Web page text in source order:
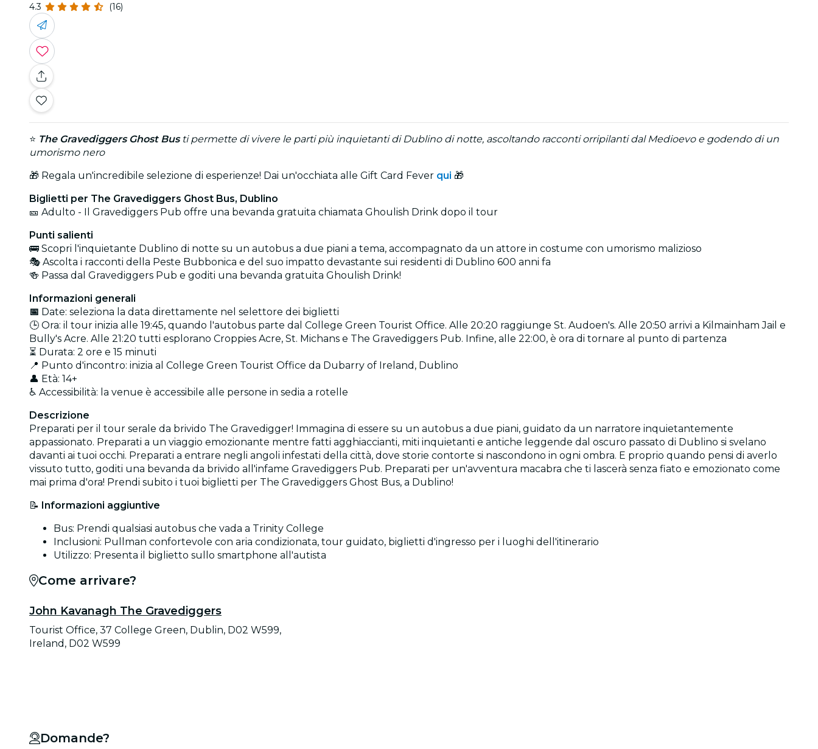
4.3 (16)
⭐ The Gravediggers Ghost Busti permette di vivere le parti più inquietanti di Dublino di notte, ascoltando racconti orripilanti dal Medioevo e godendo di un
umorismo nero
🎁 Regala un'incredibile selezione di esperienze! Dai un'occhiata alle Gift Card Fever qui 🎁
Biglietti per The Gravediggers Ghost Bus, Dublino
🎫 Adulto - Il Gravediggers Pub offre una bevanda gratuita chiamata Ghoulish Drink dopo il tour
Punti salienti
🚌 Scopri l'inquietante Dublino di notte su un autobus a due piani a tema, accompagnato da un attore in costume con umorismo malizioso
🎭 Ascolta i racconti della Peste Bubbonica e del suo impatto devastante sui residenti di Dublino 600 anni fa
🍻 Passa dal Gravediggers Pub e goditi una bevanda gratuita Ghoulish Drink!
Informazioni generali
📅 Date: seleziona la data direttamente nel selettore dei biglietti
🕒 Ora: il tour inizia alle 19:45, quando l'autobus parte dal College Green Tourist Office. Alle 20:20 raggiunge St. Audoen's. Alle 20:50 arrivi a Kilmainham Jail e
Bully's Acre. Alle 21:20 tutti esplorano Croppies Acre, St. Michans e The Gravediggers Pub. Infine, alle 22:00, è ora di tornare al punto di partenza
⏳ Durata: 2 ore e 15 minuti
📍 Punto d'incontro: inizia al College Green Tourist Office da Dubarry of Ireland, Dublino
👤 Età: 14+
♿ Accessibilità: la venue è accessibile alle persone in sedia a rotelle
Descrizione
Preparati per il tour serale da brivido The Gravedigger! Immagina di essere su un autobus a due piani, guidato da un narratore inquietantemente
appassionato. Preparati a un viaggio emozionante mentre fatti agghiaccianti, miti inquietanti e antiche leggende dal oscuro passato di Dublino si svelano
davanti ai tuoi occhi. Preparati a entrare negli angoli infestati della città, dove storie contorte si nascondono in ogni ombra. E proprio quando pensi di averlo
vissuto tutto, goditi una bevanda da brivido all'infame Gravediggers Pub. Preparati per un'avventura macabra che ti lascerà senza fiato e emozionato come
mai prima d'ora! Prendi subito i tuoi biglietti per The Gravediggers Ghost Bus, a Dublino!
📝 Informazioni aggiuntive
Bus: Prendi qualsiasi autobus che vada a Trinity College
Inclusioni: Pullman confortevole con aria condizionata, tour guidato, biglietti d'ingresso per i luoghi dell'itinerario
Utilizzo: Presenta il biglietto sullo smartphone all'autista
Come arrivare?
John Kavanagh The Gravediggers
Tourist Office, 37 College Green, Dublin, D02 W599,
Ireland, D02 W599
Domande?